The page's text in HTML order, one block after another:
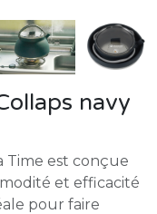
navy
Time est conçue
et efficacité
pour faire